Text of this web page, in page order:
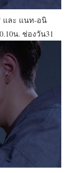
ละ แนท-อนิ
น. ช่องวัน31